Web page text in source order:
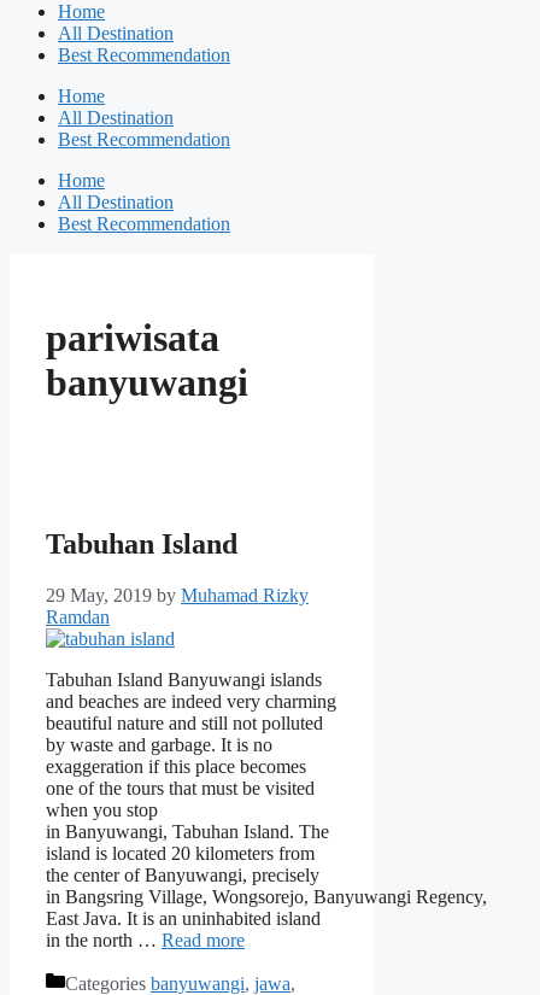
Home
All Destination
Best Recommendation
Home
All Destination
Best Recommendation
Home
All Destination
Best Recommendation
pariwisata
banyuwangi
Tabuhan Island
29 May, 2019 by Muhamad Rizky
Ramdan
Tabuhan Island Banyuwangi islands
and beaches are indeed very charming
beautiful nature and still not polluted
by waste and garbage. It is no
exaggeration if this place becomes
one of the tours that must be visited
when you stop
in Banyuwangi, Tabuhan Island. The
island is located 20 kilometers from
the center of Banyuwangi, precisely
in Bangsring Village, Wongsorejo, Banyuwangi Regency,
East Java. It is an uninhabited island
in the north … Read more
Categories banyuwangi, jawa,